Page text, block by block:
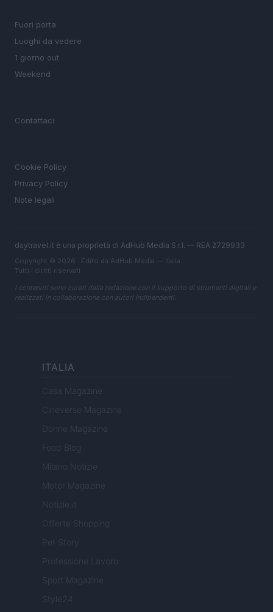
Fuori porta
Luoghi da vedere
1 giorno out
Weekend
Contattaci
Cookie Policy
Privacy Policy
Note legali
daytravel.it è una proprietà di AdHub Media S.r.l. — REA 2729933
Copyright © 2026 · Edito da AdHub Media — Italia
Tutti i diritti riservati
I contenuti sono curati dalla redazione con il supporto di strumenti digitali e
realizzati in collaborazione con autori indipendenti.
ITALIA
Casa Magazine
Cineverse Magazine
Donne Magazine
Food Blog
Milano Notizie
Motor Magazine
Notizie.it
Offerte Shopping
Pet Story
Professione Lavoro
Sport Magazine
Style24